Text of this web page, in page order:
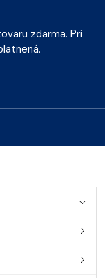
zdarma. Pri